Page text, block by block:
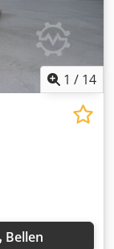
1 / 14
Bellen